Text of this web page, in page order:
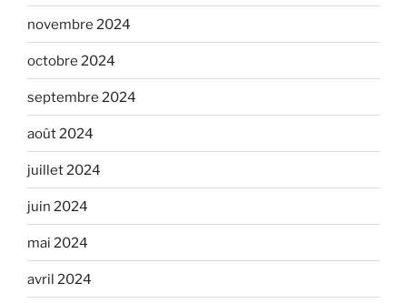
novembre 2024
octobre 2024
septembre 2024
août 2024
juillet 2024
juin 2024
mai 2024
avril 2024